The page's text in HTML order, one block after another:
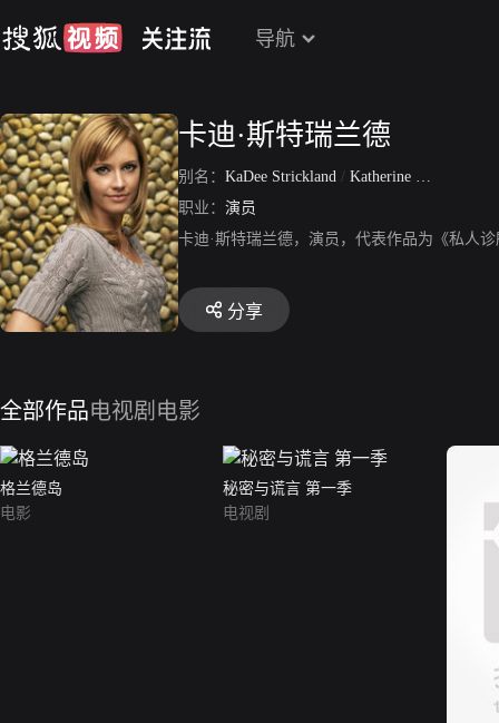
导航
卡迪·斯特瑞兰德
别名： KaDee Strickland / Katherine Dee Strickland
职业： 演员
卡迪·斯特瑞兰德，演员，代表作品为《私人
分享
全部作品电视剧 电影
格兰德岛
电影
秘密与谎言 第一季
电视剧